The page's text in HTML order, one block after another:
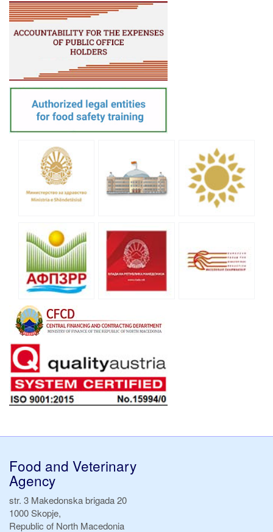
Food and Veterinary
Agency
str. 3 Makedonska brigada 20
1000 Skopje,
Republic of North Macedonia